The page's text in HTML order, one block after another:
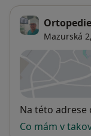
Mazurská 2,
Dostupnost
Na této
Co mám v